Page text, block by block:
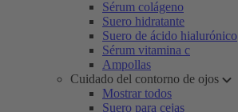
Sérum colágeno
Suero hidratante
Suero de ácido hialurónico
Sérum vitamina c
Ampollas
Cuidado del contorno de ojos
Mostrar todos
Suero para cejas